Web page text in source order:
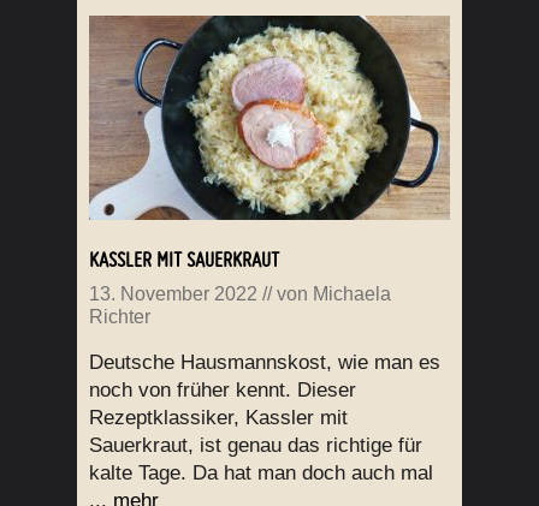
KASSLER MIT SAUERKRAUT
13. November 2022 // von Michaela
Richter
Deutsche Hausmannskost, wie man es
noch von früher kennt. Dieser
Rezeptklassiker, Kassler mit
Sauerkraut, ist genau das richtige für
kalte Tage. Da hat man doch auch mal
... mehr